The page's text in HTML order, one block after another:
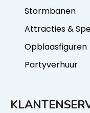
Stormbanen
Attracties &
Opblaasfiguren
Partyverhuur